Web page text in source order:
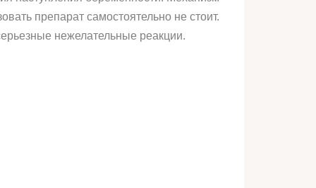
препарат самостоятельно не стоит.
нежелательные реакции.